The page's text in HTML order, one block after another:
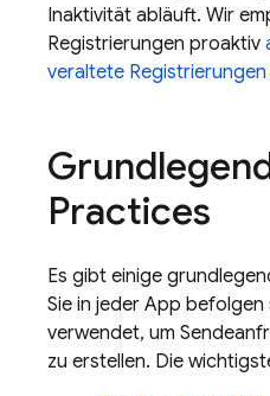
Inaktivität abläuft. Wir
Registrierungen proaktiv
veraltete
Practices
Es gibt einige
Sie in jeder App befolgen
verwendet, um
zu erstellen. Die